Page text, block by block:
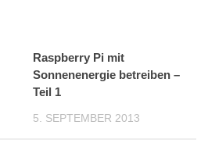
Raspberry Pi mit
Sonnenenergie betreiben –
Teil 1
5. SEPTEMBER 2013